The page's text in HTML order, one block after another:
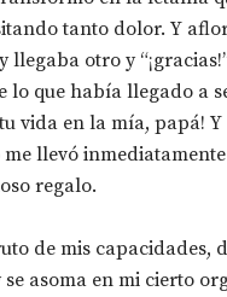
tanto dolor. Y
y llegaba otro y
lo que había llegado a
vida en la mía, papá!
llevó inmediatamente
regalo.
de mis capacidades,
se asoma en mi cierto